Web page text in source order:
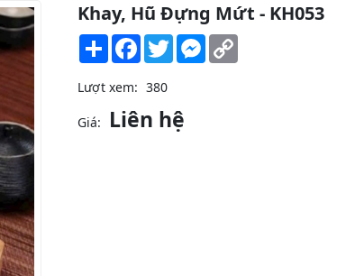
Khay, Hũ Đựng Mứt - KH053
Share Facebook
TwitterMessenger
Lượt xem: 380
Giá: Liên hệ